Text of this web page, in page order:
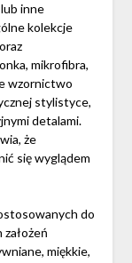
inne
kolekcje
mikrofibra,
wzornictwo
stylistyce,
detalami.
że
się wyglądem
do
miękkie,